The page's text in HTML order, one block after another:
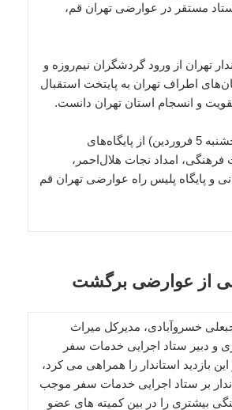
مستقر در عوارضی تهران قم،
تهران از ورود گردشگران نیم‌روزه و
اطراف تهران به پایتخت استقبال
و انسجام استان تهران دانست.
استاندار امروز (پنجشنبه 5 فروردین) از پایگاه‌های
فرهنگی، امداد نجات هلال‌احمر،
و پایگاه پلیس راه عوارضی تهران قم
از عوارضی برگشت
خسروآبادی، مدیرکل میراث
و دبیر ستاد اجرایی خدمات سفر
بازدید استاندار را همراهی می کرد،
بر ستاد اجرایی خدمات سفر موجب
بیشتری را در بین کمیته های عضو